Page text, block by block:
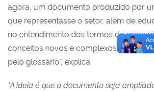
agora, um documento produzido por
que representasse o setor, além de
no entendimento dos termos do
conceitos novos e complexos, que são
pelo glossário", explica.
"A ideia é que o documento seja